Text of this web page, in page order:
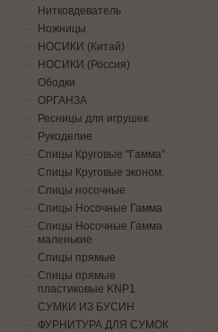
Нитковдеватель
Ножницы
НОСИКИ (Китай)
НОСИКИ (Россия)
Ободки
ОРГАНЗА
Ресницы для игрушек
Рукоделие
Спицы Круговые "Гамма"
Спицы Круговые эконом.
Спицы носочные
Спицы Носочные Гамма
Спицы Носочные Гамма
маленькие
Спицы прямые
Спицы прямые
пластиковые KNP1
СУМКИ ИЗ БУСИН
ФУРНИТУРА ДЛЯ СУМОК